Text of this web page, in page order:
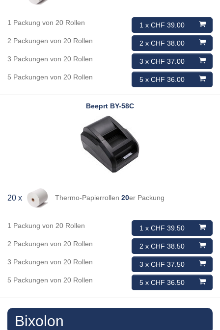
1 x CHF 39.00
1 Packung von 20 Rollen
2 x CHF 38.00
2 Packungen von 20 Rollen
3 x CHF 37.00
3 Packungen von 20 Rollen
5 x CHF 36.00
5 Packungen von 20 Rollen
Beeprt BY-58C
20 x Thermo-Papierrollen 20er Packung
1 x CHF 39.50
1 Packung von 20 Rollen
2 x CHF 38.50
2 Packungen von 20 Rollen
3 x CHF 37.50
3 Packungen von 20 Rollen
5 x CHF 36.50
5 Packungen von 20 Rollen
Bixolon